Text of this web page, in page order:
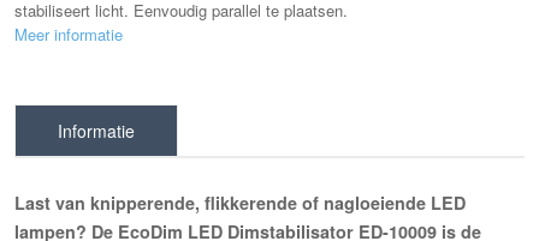
stabiliseert licht. Eenvoudig parallel te plaatsen.
Meer informatie
Informatie
Last van knipperende, flikkerende of nagloeiende LED
lampen? De EcoDim LED Dimstabilisator ED-10009 is de